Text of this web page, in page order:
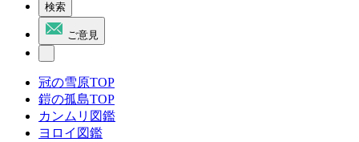
検索
ご意見
冠の雪原TOP
鎧の孤島TOP
カンムリ図鑑
ヨロイ図鑑